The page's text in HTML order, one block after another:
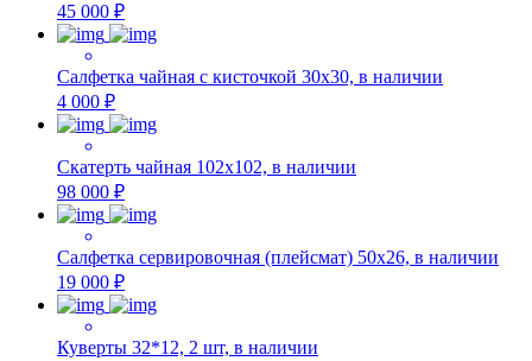
45 000 ₽
Салфетка чайная с кисточкой 30х30, в наличии
4 000 ₽
Скатерть чайная 102х102, в наличии
98 000 ₽
Салфетка сервировочная (плейсмат) 50х26, в наличии
19 000 ₽
Куверты 32*12, 2 шт, в наличии